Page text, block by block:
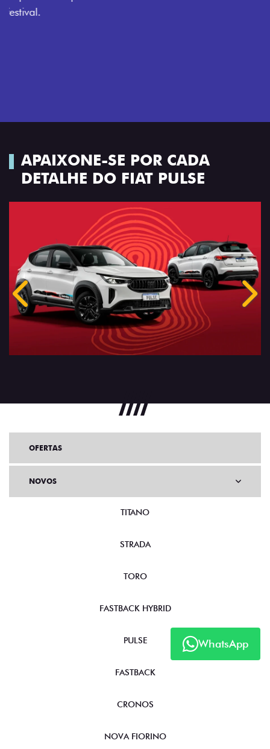
APAIXONE-SE POR CADA
DETALHE DO FIAT PULSE
Anterior
WhatsApp
OFERTAS
NOVOS
TITANO
STRADA
TORO
FASTBACK HYBRID
PULSE
FASTBACK
CRONOS
NOVA FIORINO